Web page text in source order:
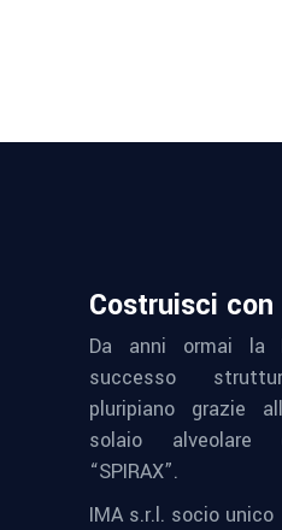
Costruisci
Da anni ormai la
successo
pluripiano grazie
solaio alveolare
“SPIRAX”.
IMA s.r.l. socio unico